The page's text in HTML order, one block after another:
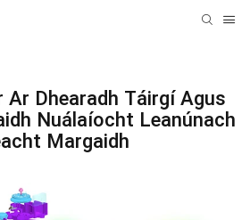
Ar Dhearadh Táirgí Agus
Nuálaíocht Leanúnach
Margaidh